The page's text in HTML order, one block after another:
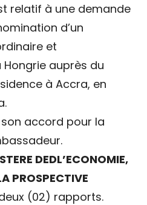
relatif à une demande
d’un
et
auprès du
à Accra, en
accord pour la
DEDL’ECONOMIE,
PROSPECTIVE
(02) rapports.